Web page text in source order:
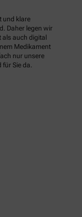
und klare
Daher legen wir
als auch digital
Medikament
nur unsere
Sie da.